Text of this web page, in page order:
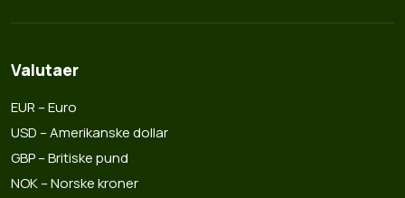
Valutaer
EUR – Euro
USD – Amerikanske dollar
GBP – Britiske pund
NOK – Norske kroner